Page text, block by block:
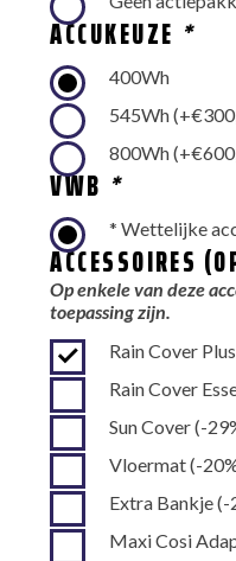
ACCUKEUZE *
400Wh
545Wh(+€
800Wh(+€
VWB *
* Wettelijke
ACCESSOIRES
Op enkele van deze
toepassing zijn.
Rain Cover
Rain Cover
Sun Cover (-
Vloermat (-
Extra Bankje
Maxi Cosi